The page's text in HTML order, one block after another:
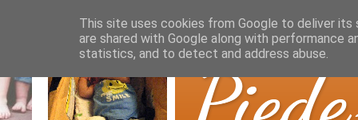
This site uses cookies from Google to deliver its
are shared with Google along with performance
statistics, and to detect and address abuse.